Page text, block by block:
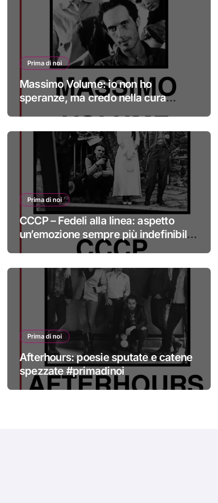
Prima di noi
Massimo Volume: io non ho
speranze, ma credo nella cura
Prima di noi
CCCP – Fedeli alla linea: aspetto
un’emozione sempre più indefinibile
#primadinoi
Prima di noi
Afterhours: poesie sputate e catene
spezzate #primadinoi